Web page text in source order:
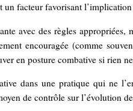
un facteur favorisant
avec des règles appropriées,
encouragée (comme
en posture combative si rien
dans une pratique qui ne
de contrôle sur l’évolution